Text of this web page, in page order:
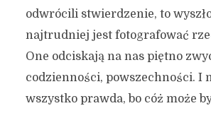
odwrócili stwierdzenie, to
najtrudniej jest fotografować
One odciskają na nas piętno
codzienności, powszechności. I
wszystko prawda, bo cóż może